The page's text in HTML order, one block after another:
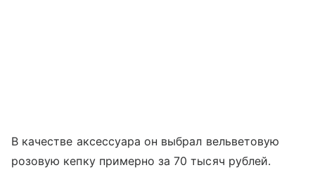
В качестве аксессуара он выбрал вельветовую
розовую кепку примерно за 70 тысяч рублей.